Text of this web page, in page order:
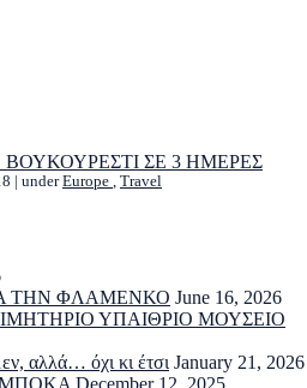
ΣΕ 3 ΗΜΕΡΕΣ
underEurope , Travel
ΤΗΝ ΦΛΑΜΕΝΚΟ June 16, 2026
ΥΠΑΙΘΡΙΟ ΜΟΥΣΕΙΟ
αλλά… όχι κι έτσι January 21, 2026
December 12, 2025